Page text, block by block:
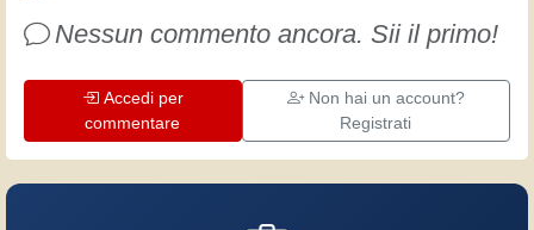
Nessun commento ancora. Sii il primo!
Accedi per
commentare
Non hai un account?
Registrati